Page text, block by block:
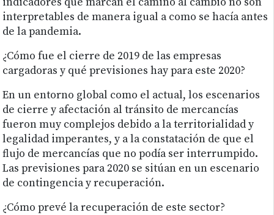
interpretables de manera igual a como se hacía antes
de la pandemia.
¿Cómo fue el cierre de 2019 de las empresas
cargadoras y qué previsiones hay para este 2020?
En un entorno global como el actual, los escenarios
de cierre y afectación al tránsito de mercancías
fueron muy complejos debido a la territorialidad y
legalidad imperantes, y a la constatación de que el
flujo de mercancías que no podía ser interrumpido.
Las previsiones para 2020 se sitúan en un escenario
de contingencia y recuperación.
¿Cómo prevé la recuperación de este sector?